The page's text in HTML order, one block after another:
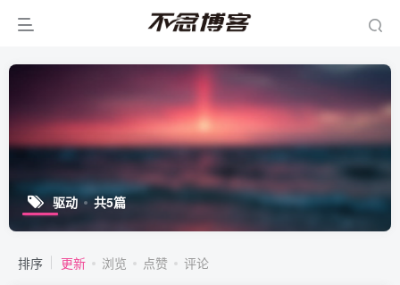
驱动 共5篇
排序 更新 浏览 点赞 评论